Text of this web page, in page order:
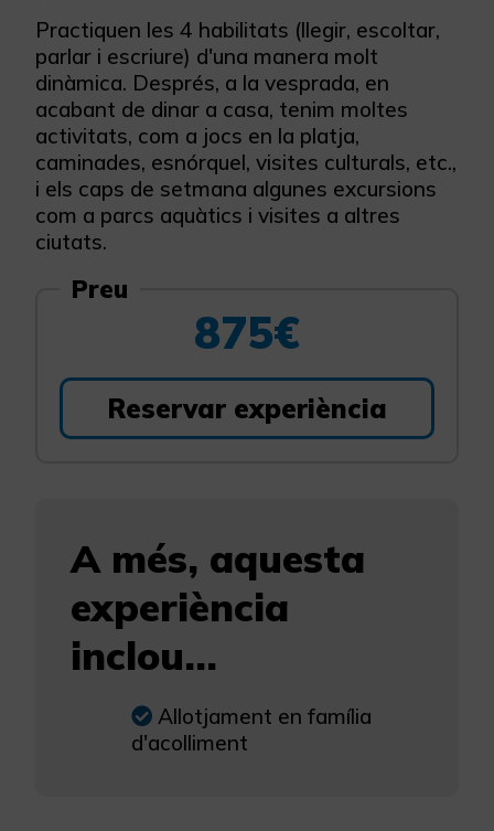
Practiquen les 4 habilitats (llegir, escoltar,
parlar i escriure) d'una manera molt
dinàmica. Després, a la vesprada, en
acabant de dinar a casa, tenim moltes
activitats, com a jocs en la platja,
caminades, esnórquel, visites culturals, etc.,
i els caps de setmana algunes excursions
com a parcs aquàtics i visites a altres
ciutats.
Preu
875€
Reservar experiència
A més, aquesta
experiència
inclou...
Allotjament en família
d'acolliment